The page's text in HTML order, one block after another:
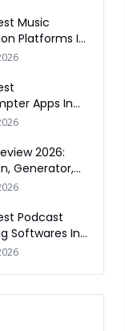
Music
Platforms In
2026
Apps In
2026:
Generator,
AI & FAQs
Podcast
Softwares In